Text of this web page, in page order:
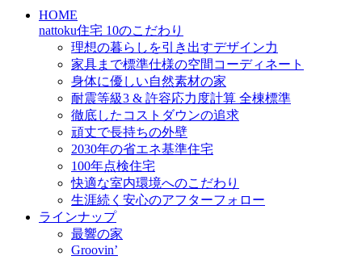
HOME
nattoku住宅 10のこだわり
理想の暮らしを引き出すデザイン力
家具まで標準仕様の空間コーディネート
身体に優しい自然素材の家
耐震等級3 & 許容応力度計算 全棟標準
徹底したコストダウンの追求
頑丈で長持ちの外壁
2030年の省エネ基準住宅
100年点検住宅
快適な室内環境へのこだわり
生涯続く安心のアフターフォロー
ラインナップ
最響の家
Groovin’